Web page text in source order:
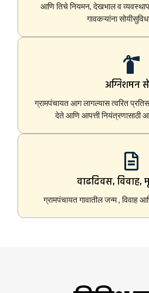
आणि तिचे नियमन, देखभाल व
गावकऱ्यांना
अग्निशमन
ग्रामपंचायत आग लागल्यास त्वरित
देते आणि आपत्ती
वाढदिवस, विवाह,
ग्रामपंचायत गावातील जन्म , विवाह